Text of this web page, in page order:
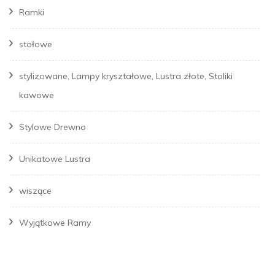
Ramki
stołowe
stylizowane, Lampy kryształowe, Lustra złote, Stoliki
kawowe
Stylowe Drewno
Unikatowe Lustra
wiszące
Wyjątkowe Ramy